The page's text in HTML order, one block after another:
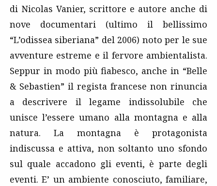
di Nicolas Vanier, scrittore e autore anche di
nove documentari (ultimo il bellissimo
“L’odissea siberiana” del 2006) noto per le sue
avventure estreme e il fervore ambientalista.
Seppur in modo più fiabesco, anche in “Belle
& Sebastien” il regista francese non rinuncia
a descrivere il legame indissolubile che
unisce l’essere umano alla montagna e alla
natura. La montagna è protagonista
indiscussa e attiva, non soltanto uno sfondo
sul quale accadono gli eventi, è parte degli
eventi. E’ un ambiente conosciuto, familiare,